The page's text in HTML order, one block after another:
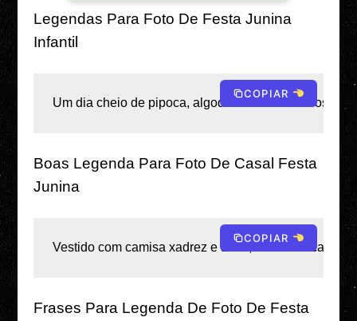
Legendas Para Foto De Festa Junina
Infantil
Um dia cheio de pipoca, algodão doce e sorrisos
COPIAR
Boas Legenda Para Foto De Casal Festa
Junina
Vestido com camisa xadrez e amor, deixando cada
COPIAR
Frases Para Legenda De Foto De Festa